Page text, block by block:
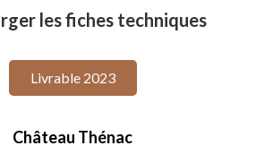
les fiches techniques
Livrable 2023
Château Thénac